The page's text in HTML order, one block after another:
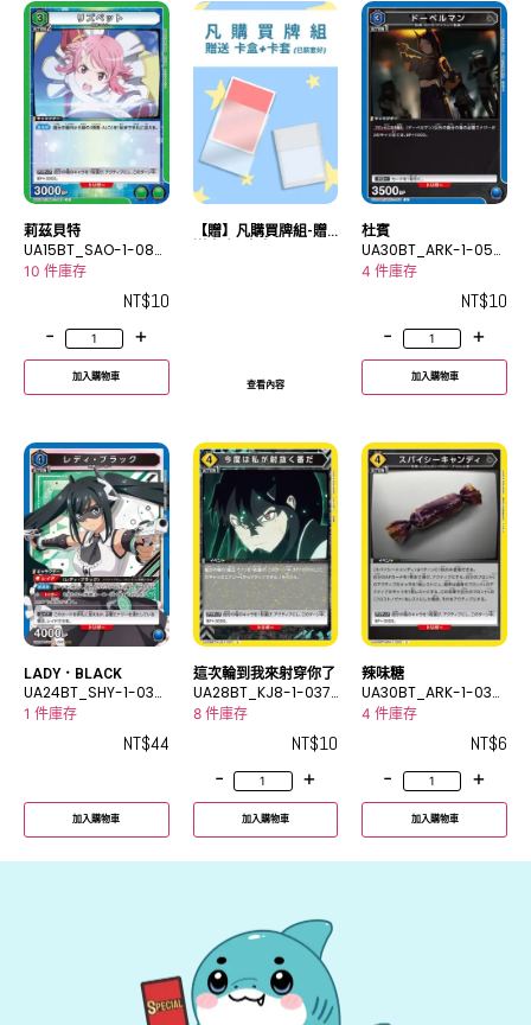
莉茲貝特
UA15BT_SAO-1-083
R
10 件庫存
NT$10
-
+
加入購物車
【贈】凡購買牌組-贈
查看內容
杜賓
UA30BT_ARK-1-050
U
4 件庫存
NT$10
-
+
加入購物車
LADY．BLACK
UA24BT_SHY-1-032
SR
1 件庫存
NT$44
加入購物車
這次輪到我來射穿你了
UA28BT_KJ8-1-037
U
8 件庫存
NT$10
-
+
加入購物車
辣味糖
UA30BT_ARK-1-033
C
4 件庫存
NT$6
-
+
加入購物車